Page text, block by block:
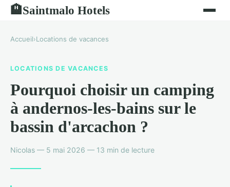
🏨Saintmalo Hotels
Accueil›Locations de vacances
LOCATIONS DE VACANCES
Pourquoi choisir un camping
à andernos-les-bains sur le
bassin d'arcachon ?
Nicolas — 5 mai 2026 — 13 min de lecture